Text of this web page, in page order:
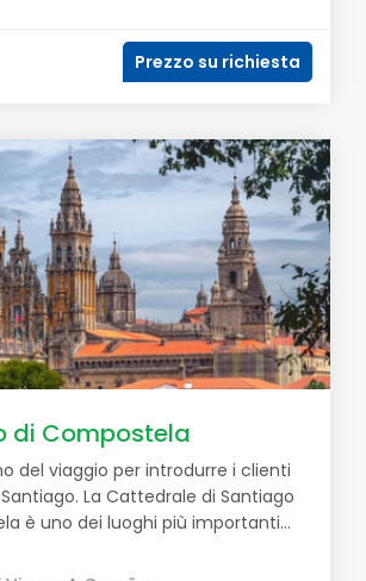
Prezzo su richiesta
di Compostela
del viaggio per introdurre i clienti
La Cattedrale di Santiago
è uno dei luoghi più importanti...